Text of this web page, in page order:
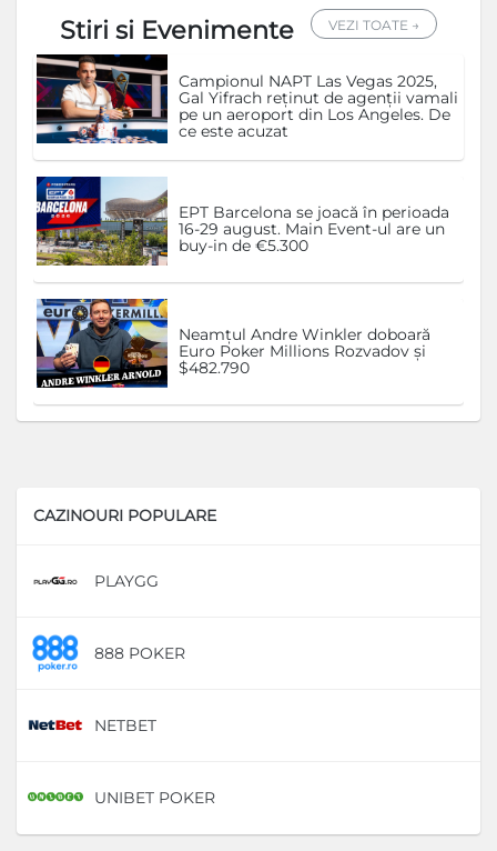
Stiri si Evenimente VEZI TOATE →
Campionul NAPT Las Vegas 2025,
Gal Yifrach reținut de agenții vamali
pe un aeroport din Los Angeles. De
ce este acuzat
EPT Barcelona se joacă în perioada
16-29 august. Main Event-ul are un
buy-in de €5.300
Neamțul Andre Winkler doboară
Euro Poker Millions Rozvadov și
$482.790
CAZINOURI POPULARE
PLAYGG
888 POKER
NETBET
UNIBET POKER